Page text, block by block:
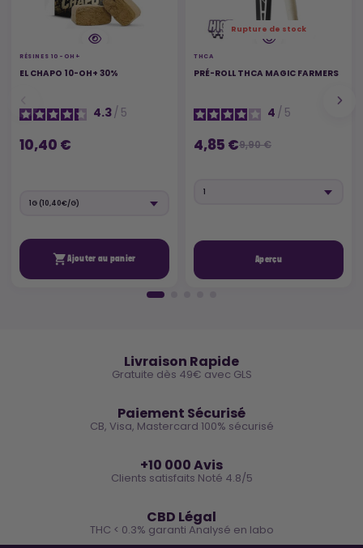
RÉSINES 10-OH+
EL CHAPO 10-OH+ 30%
4.3/ 5
10,40 €
Ajouter au panier
Rupture de stock
THCA
PRÉ-ROLL THCA MAGIC FARMERS
4 / 5
4,85 €9,90 €
Aperçu
Livraison Rapide
Gratuite dès 49€ avec GLS
Paiement Sécurisé
CB, Visa, Mastercard 100% sécurisé
+10 000 Avis
Clients satisfaits Noté 4.8/5
CBD Légal
THC < 0.3% garanti Analysé en labo